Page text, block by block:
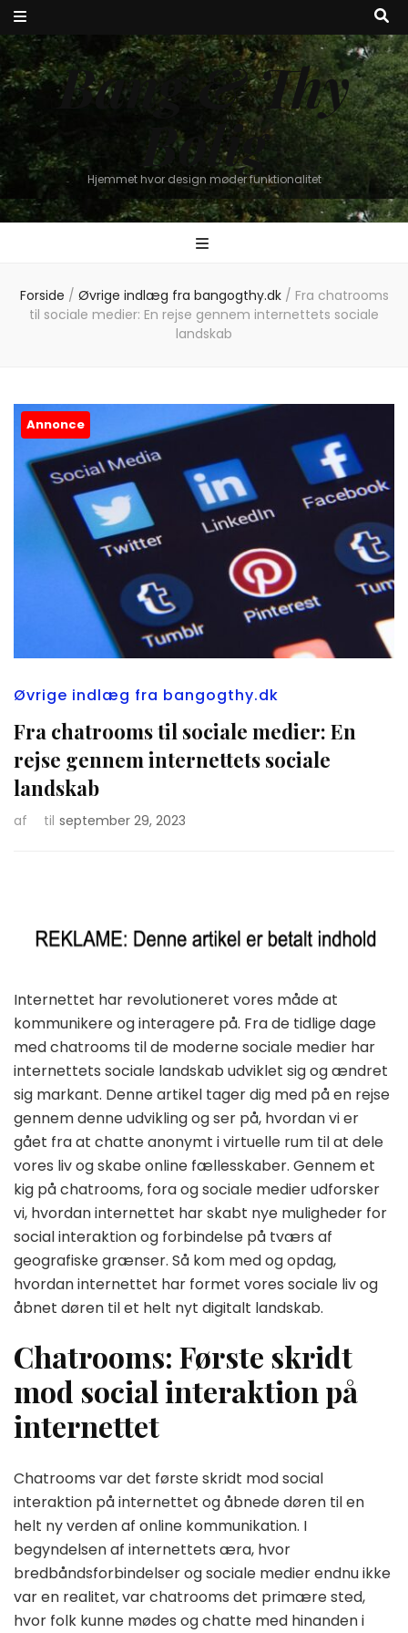
Bang & Thy
Bolig
Hjemmet hvor design møder funktionalitet
Forside / Øvrige indlæg fra bangogthy.dk / Fra chatrooms
til sociale medier: En rejse gennem internettets sociale
landskab
Annonce
Øvrige indlæg fra bangogthy.dk
Fra chatrooms til sociale medier: En
rejse gennem internettets sociale
landskab
af til september 29, 2023
Internettet har revolutioneret vores måde at
kommunikere og interagere på. Fra de tidlige dage
med chatrooms til de moderne sociale medier har
internettets sociale landskab udviklet sig og ændret
sig markant. Denne artikel tager dig med på en rejse
gennem denne udvikling og ser på, hvordan vi er
gået fra at chatte anonymt i virtuelle rum til at dele
vores liv og skabe online fællesskaber. Gennem et
kig på chatrooms, fora og sociale medier udforsker
vi, hvordan internettet har skabt nye muligheder for
social interaktion og forbindelse på tværs af
geografiske grænser. Så kom med og opdag,
hvordan internettet har formet vores sociale liv og
åbnet døren til et helt nyt digitalt landskab.
Chatrooms: Første skridt
mod social interaktion på
internettet
Chatrooms var det første skridt mod social
interaktion på internettet og åbnede døren til en
helt ny verden af online kommunikation. I
begyndelsen af internettets æra, hvor
bredbåndsforbindelser og sociale medier endnu ikke
var en realitet, var chatrooms det primære sted,
hvor folk kunne mødes og chatte med hinanden i